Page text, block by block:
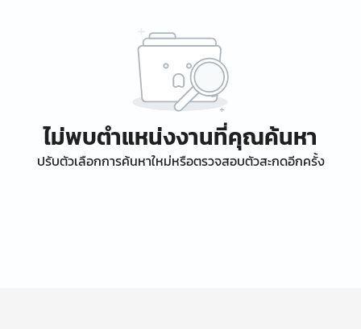
ไม่พบตำแหน่งงานที่คุณค้นหา
ปรับตัวเลือกการค้นหาใหม่หรือตรวจสอบตัวสะกดอีกครั้ง